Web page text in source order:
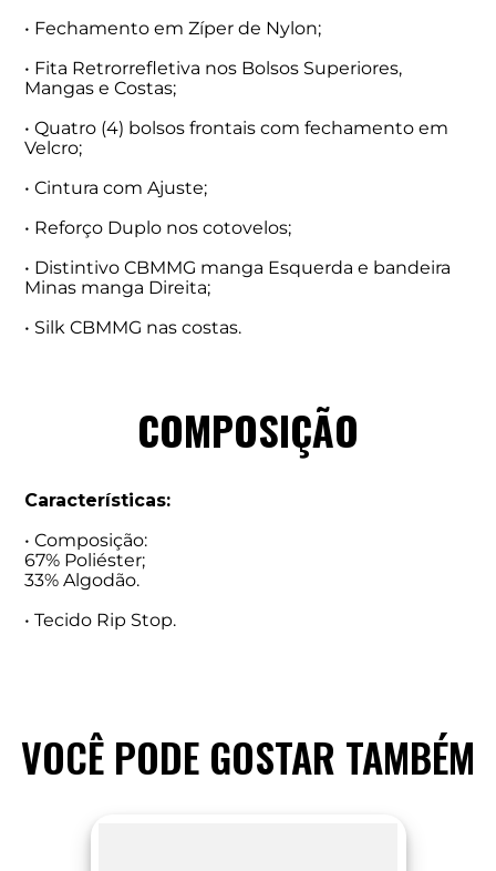
• Fechamento em Zíper de Nylon;
• Fita Retrorrefletiva nos Bolsos Superiores,
Mangas e Costas;
• Quatro (4) bolsos frontais com fechamento em
Velcro;
• Cintura com Ajuste;
• Reforço Duplo nos cotovelos;
• Distintivo CBMMG manga Esquerda e bandeira
Minas manga Direita;
• Silk CBMMG nas costas.
COMPOSIÇÃO
Características:
• Composição:
67% Poliéster;
33% Algodão.
• Tecido Rip Stop.
VOCÊ PODE GOSTAR TAMBÉM